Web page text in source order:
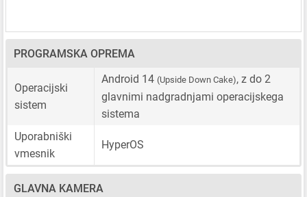
PROGRAMSKA OPREMA
Operacijski
sistem
Android 14 (Upside Down Cake), z do 2
glavnimi nadgradnjami operacijskega
sistema
Uporabniški
vmesnik
HyperOS
GLAVNA KAMERA